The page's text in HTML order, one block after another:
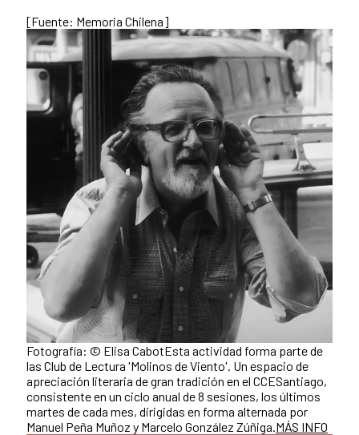
[Fuente: Memoria Chilena]
Fotografía: © Elisa CabotEsta actividad forma parte de
las Club de Lectura 'Molinos de Viento'. Un espacio de
apreciación literaria de gran tradición en el CCESantiago,
consistente en un ciclo anual de 8 sesiones, los últimos
martes de cada mes, dirigidas en forma alternada por
Manuel Peña Muñoz y Marcelo González Zúñiga. MÁS INFO